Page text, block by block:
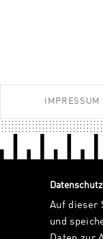
IMPRESSUM
Auf dieser
und